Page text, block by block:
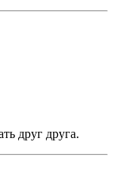
друг друга.